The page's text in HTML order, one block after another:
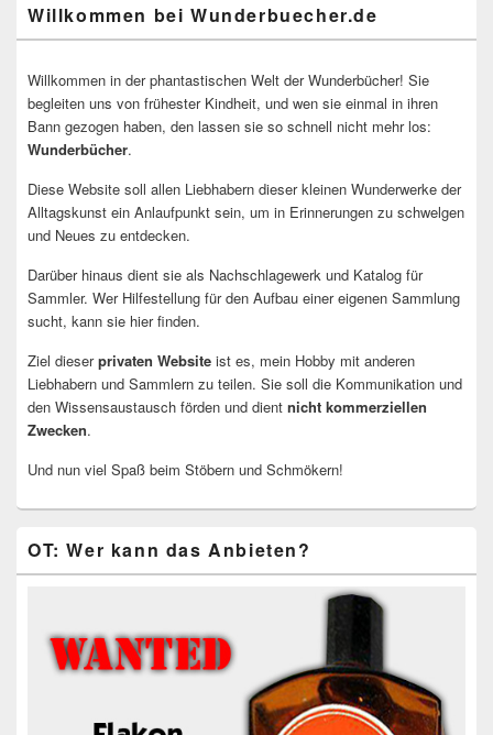
Willkommen bei Wunderbuecher.de
Willkommen in der phantastischen Welt der Wunderbücher! Sie
begleiten uns von frühester Kindheit, und wen sie einmal in ihren
Bann gezogen haben, den lassen sie so schnell nicht mehr los:
Wunderbücher.
Diese Website soll allen Liebhabern dieser kleinen Wunderwerke der
Alltagskunst ein Anlaufpunkt sein, um in Erinnerungen zu schwelgen
und Neues zu entdecken.
Darüber hinaus dient sie als Nachschlagewerk und Katalog für
Sammler. Wer Hilfestellung für den Aufbau einer eigenen Sammlung
sucht, kann sie hier finden.
Ziel dieserprivaten Website ist es, mein Hobby mit anderen
Liebhabern und Sammlern zu teilen. Sie soll die Kommunikation und
den Wissensaustausch förden und dient nicht kommerziellen
Zwecken.
Und nun viel Spaß beim Stöbern und Schmökern!
OT: Wer kann das Anbieten?